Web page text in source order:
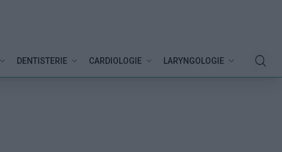
DENTISTERIE CARDIOLOGIE LARYNGOLOGIE